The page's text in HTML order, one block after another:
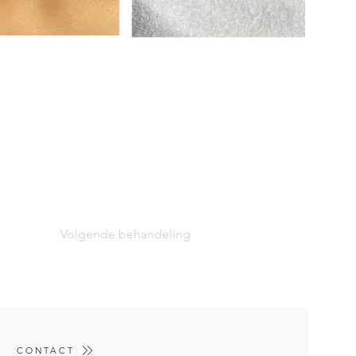
Volgende behandeling
CONTACT